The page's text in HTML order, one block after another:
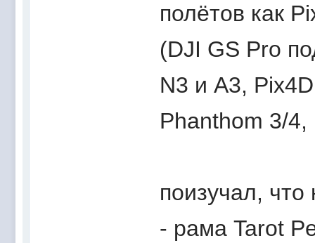
полётов как
(DJI GS Pro
N3 и A3,
Phanthom 3/
поизучал,
- рама Tarot